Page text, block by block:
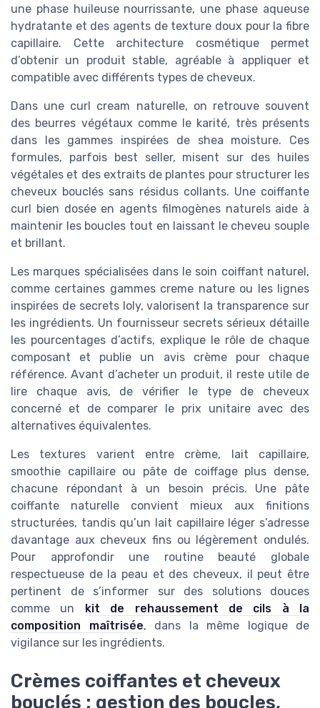
une phase huileuse nourrissante, une phase aqueuse
hydratante et des agents de texture doux pour la fibre
capillaire. Cette architecture cosmétique permet
d’obtenir un produit stable, agréable à appliquer et
compatible avec différents types de cheveux.
Dans une curl cream naturelle, on retrouve souvent
des beurres végétaux comme le karité, très présents
dans les gammes inspirées de shea moisture. Ces
formules, parfois best seller, misent sur des huiles
végétales et des extraits de plantes pour structurer les
cheveux bouclés sans résidus collants. Une coiffante
curl bien dosée en agents filmogènes naturels aide à
maintenir les boucles tout en laissant le cheveu souple
et brillant.
Les marques spécialisées dans le soin coiffant naturel,
comme certaines gammes creme nature ou les lignes
inspirées de secrets loly, valorisent la transparence sur
les ingrédients. Un fournisseur secrets sérieux détaille
les pourcentages d’actifs, explique le rôle de chaque
composant et publie un avis crème pour chaque
référence. Avant d’acheter un produit, il reste utile de
lire chaque avis, de vérifier le type de cheveux
concerné et de comparer le prix unitaire avec des
alternatives équivalentes.
Les textures varient entre crème, lait capillaire,
smoothie capillaire ou pâte de coiffage plus dense,
chacune répondant à un besoin précis. Une pâte
coiffante naturelle convient mieux aux finitions
structurées, tandis qu’un lait capillaire léger s’adresse
davantage aux cheveux fins ou légèrement ondulés.
Pour approfondir une routine beauté globale
respectueuse de la peau et des cheveux, il peut être
pertinent de s’informer sur des solutions douces
comme un
kit de rehaussement de cils à la
composition maîtrisée, dans la même logique de
vigilance sur les ingrédients.
Crèmes coiffantes et cheveux
bouclés : gestion des boucles,